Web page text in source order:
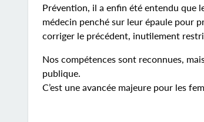
Prévention, il a enfin été entendu que
médecin penché sur leur épaule pour
corriger le précédent, inutilement
Nos compétences sont reconnues,
publique.
C’est une avancée majeure pour les